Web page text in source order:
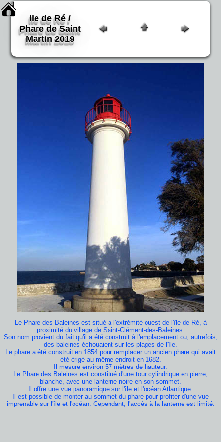
Ile de Ré /
Phare de Saint
Martin 2019
Le Phare des Baleines est situé à l'extrémité ouest de l'île de Ré, à
proximité du village de Saint-Clément-des-Baleines.
Son nom provient du fait qu'il a été construit à l'emplacement ou, autrefois,
des baleines échouaient sur les plages de l'île.
Le phare a été construit en 1854 pour remplacer un ancien phare qui avait
été érigé au même endroit en 1682.
Il mesure environ 57 mètres de hauteur.
Le Phare des Baleines est constitué d'une tour cylindrique en pierre,
blanche, avec une lanterne noire en son sommet.
Il offre une vue panoramique sur l'île et l'océan Atlantique.
Il est possible de monter au sommet du phare pour profiter d'une vue
imprenable sur l'île et l'océan. Cependant, l'accès à la lanterne est limité.